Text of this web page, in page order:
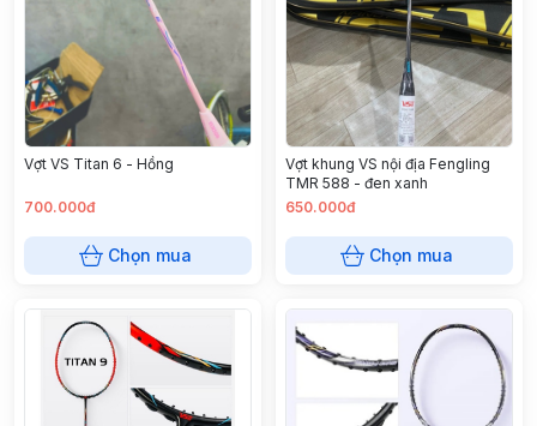
Vợt VS Titan 6 - Hồng
700.000đ
Chọn mua
Vợt khung VS nội địa Fengling
TMR 588 - đen xanh
650.000đ
Chọn mua